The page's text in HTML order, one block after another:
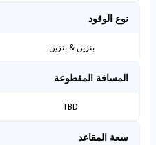
نوع الوقود
بنزين & بنزين .
المسافة المقطوعة
TBD
سعة المقاعد